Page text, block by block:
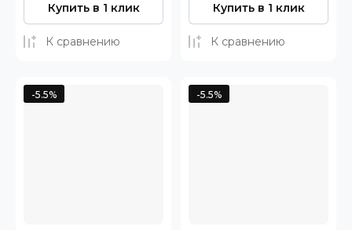
Купить в 1 клик
К сравнению
Купить в 1 клик
К сравнению
-5.5% -5.5%